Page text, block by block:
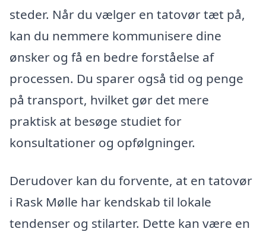
steder. Når du vælger en tatovør tæt på,
kan du nemmere kommunisere dine
ønsker og få en bedre forståelse af
processen. Du sparer også tid og penge
på transport, hvilket gør det mere
praktisk at besøge studiet for
konsultationer og opfølgninger.
Derudover kan du forvente, at en tatovør
i Rask Mølle har kendskab til lokale
tendenser og stilarter. Dette kan være en